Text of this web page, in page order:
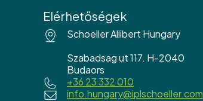
Elérhetőségek
Schoeller Allibert Hungary
Szabadsag ut 117. H-2040
Budaors
+36 23 332 010
info.hungary@iplschoeller.com